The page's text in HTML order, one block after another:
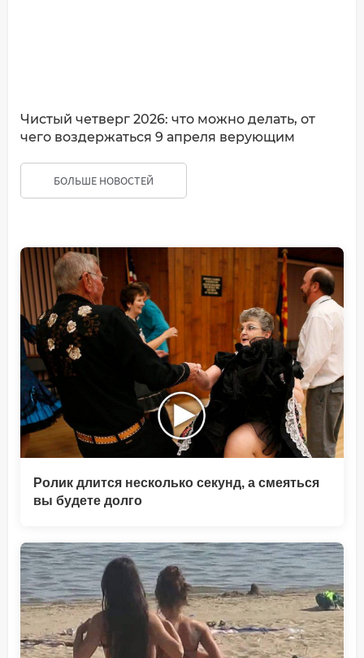
Чистый четверг 2026: что можно делать, от
чего воздержаться 9 апреля верующим
БОЛЬШЕ НОВОСТЕЙ
Ролик длится несколько секунд, а смеяться
вы будете долго